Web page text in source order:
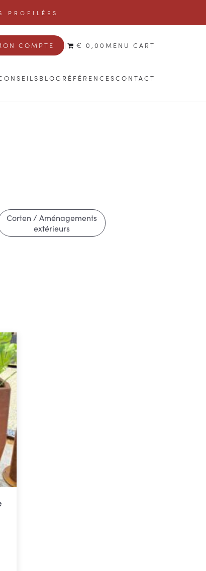
PROFILÉES
COMPTE | € 0,00 MENU CART
BLOG RÉFÉRENCESCONTACT
Corten / Aménagements
extérieurs